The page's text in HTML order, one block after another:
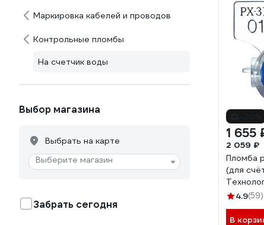
Маркировка кабелей и проводов
Контрольные пломбы
На счетчик воды
Выбор магазина
Выбрать на карте
Выберите магазин
Забрать сегодня
1 655
2 059 ₽
Пломба
(для
синий,
4.9(59)
В